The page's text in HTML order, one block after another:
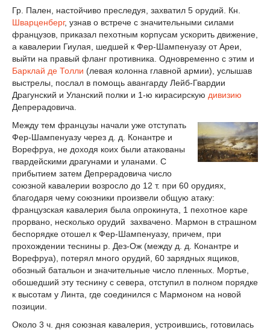
Гр. Пален, настойчиво преследуя, захватил 5 орудий. Кн.
Шварценберг, узнав о встрече с значительными силами
французов, приказал пехотным корпусам ускорить движение,
а кавалерии Гиулая, шедшей к Фер-Шампенуазу от Ареи,
выйти на правый фланг противника. Одновременно с этим и
Барклай де Толли (левая колонна главной армии), услышав
выстрелы, послал в помощь авангарду Лейб-Гвардии
Драгунский и Уланский полки и 1-ю кирасирскую дивизию
Депрерадовича.
Между тем французы начали уже отступать
Фер-Шампенуазу через д. д. Конантре и
Ворефруа, не доходя коих были атакованы
гвардейскими драгунами и уланами. С
прибытием затем Депрерадовича число
союзной кавалерии возросло до 12 т. при 60 орудиях,
благодаря чему союзники произвели общую атаку:
французская кавалерия была опрокинута, 1 пехотное каре
прорвано, несколько орудий захвачено. Мармон в страшном
беспорядке отошел к Фер-Шампенуазу, причем, при
прохождении теснины р. Дез-Ож (между д. д. Конантре и
Ворефруа), потерял много орудий, 60 зарядных ящиков,
обозный батальон и значительные число пленных. Мортье,
обошедший эту теснину с севера, отступил в полном порядке
к высотам у Линта, где соединился с Мармоном на новой
позиции.
Около 3 ч. дня союзная кавалерия, устроившись, готовилась